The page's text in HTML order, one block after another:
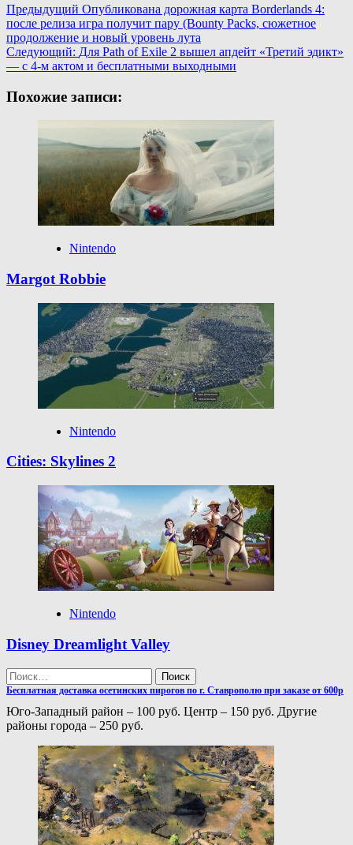
Навигация
записи
Предыдущий Опубликована дорожная карта Borderlands 4:
после релиза игра получит пару (Bounty Packs, сюжетное
продолжение и новый уровень лута
Следующий: Для Path of Exile 2 вышел апдейт «Третий эдикт»
— с 4-м актом и бесплатными выходными
Похожие записи:
Nintendo
Margot Robbie
Nintendo
Cities: Skylines 2
Nintendo
Disney Dreamlight Valley
Найти:
Бесплатная доставка осетинских пирогов по г. Ставрополю при заказе от 600р
Юго-Западный район – 100 руб. Центр – 150 руб. Другие
районы города – 250 руб.